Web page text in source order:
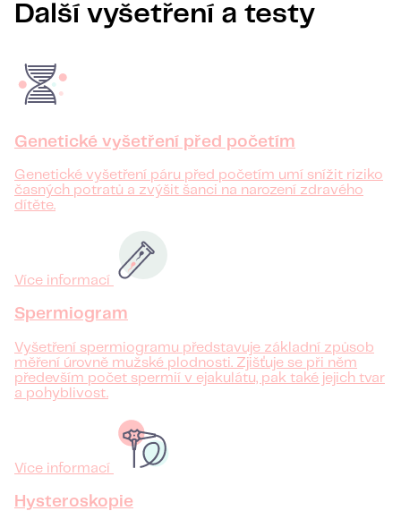
Další vyšetření a testy
Genetické vyšetření před početím
Genetické vyšetření páru před početím umí snížit riziko
časných potratů a zvýšit šanci na narození zdravého
dítěte.
Více informací
Spermiogram
Vyšetření spermiogramu představuje základní způsob
měření úrovně mužské plodnosti. Zjišťuje se při něm
především počet spermií v ejakulátu, pak také jejich tvar
a pohyblivost.
Více informací
Hysteroskopie